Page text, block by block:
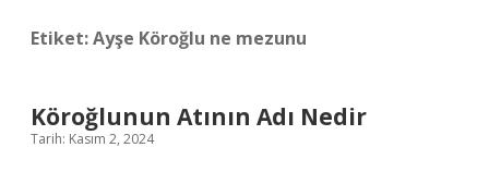
Etiket:Ayşe Köroğlu ne mezunu
Köroğlunun Atının Adı Nedir
Tarih: Kasım 2, 2024